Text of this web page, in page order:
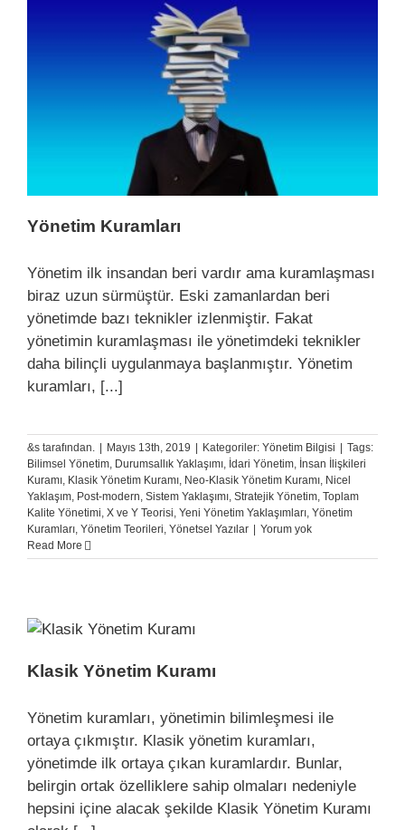
Yönetim Kuramları
Yönetim ilk insandan beri vardır ama kuramlaşması
biraz uzun sürmüştür. Eski zamanlardan beri
yönetimde bazı teknikler izlenmiştir. Fakat
yönetimin kuramlaşması ile yönetimdeki teknikler
daha bilinçli uygulanmaya başlanmıştır. Yönetim
kuramları, [...]
&s tarafından. | Mayıs 13th, 2019 | Kategoriler: Yönetim Bilgisi | Tags:
Bilimsel Yönetim, Durumsallık Yaklaşımı, İdari Yönetim, İnsan İlişkileri
Kuramı, Klasik Yönetim Kuramı, Neo-Klasik Yönetim Kuramı, Nicel
Yaklaşım, Post-modern, Sistem Yaklaşımı, Stratejik Yönetim, Toplam
Kalite Yönetimi, X ve Y Teorisi, Yeni Yönetim Yaklaşımları, Yönetim
Kuramları, Yönetim Teorileri, Yönetsel Yazılar | Yorum yok
Read More
Klasik Yönetim Kuramı
Yönetim kuramları, yönetimin bilimleşmesi ile
ortaya çıkmıştır. Klasik yönetim kuramları,
yönetimde ilk ortaya çıkan kuramlardır. Bunlar,
belirgin ortak özelliklere sahip olmaları nedeniyle
hepsini içine alacak şekilde Klasik Yönetim Kuramı